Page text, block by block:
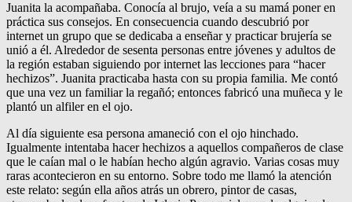
Juanita la acompañaba. Conocía al brujo, veía a su mamá poner en
práctica sus consejos. En consecuencia cuando descubrió por
internet un grupo que se dedicaba a enseñar y practicar brujería se
unió a él. Alrededor de sesenta personas entre jóvenes y adultos de
la región estaban siguiendo por internet las lecciones para “hacer
hechizos”. Juanita practicaba hasta con su propia familia. Me contó
que una vez un familiar la regañó; entonces fabricó una muñeca y le
plantó un alfiler en el ojo.
Al día siguiente esa persona amaneció con el ojo hinchado.
Igualmente intentaba hacer hechizos a aquellos compañeros de clase
que le caían mal o le habían hecho algún agravio. Varias cosas muy
raras acontecieron en su entorno. Sobre todo me llamó la atención
este relato: según ella años atrás un obrero, pintor de casas,